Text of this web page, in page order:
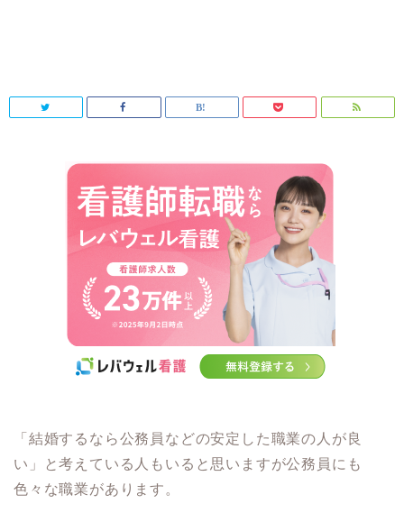
「結婚するなら公務員などの安定した職業の人が良
い」と考えている人もいると思いますが公務員にも
色々な職業があります。